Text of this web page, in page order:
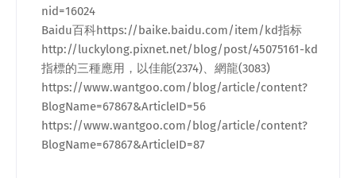
nid=16024
Baidu百科https://baike.baidu.com/item/kd指标
http://luckylong.pixnet.net/blog/post/45075161-kd
指標的三種應用，以佳能(2374)、網龍(3083)
https://www.wantgoo.com/blog/article/content?
BlogName=67867&ArticleID=56
https://www.wantgoo.com/blog/article/content?
BlogName=67867&ArticleID=87